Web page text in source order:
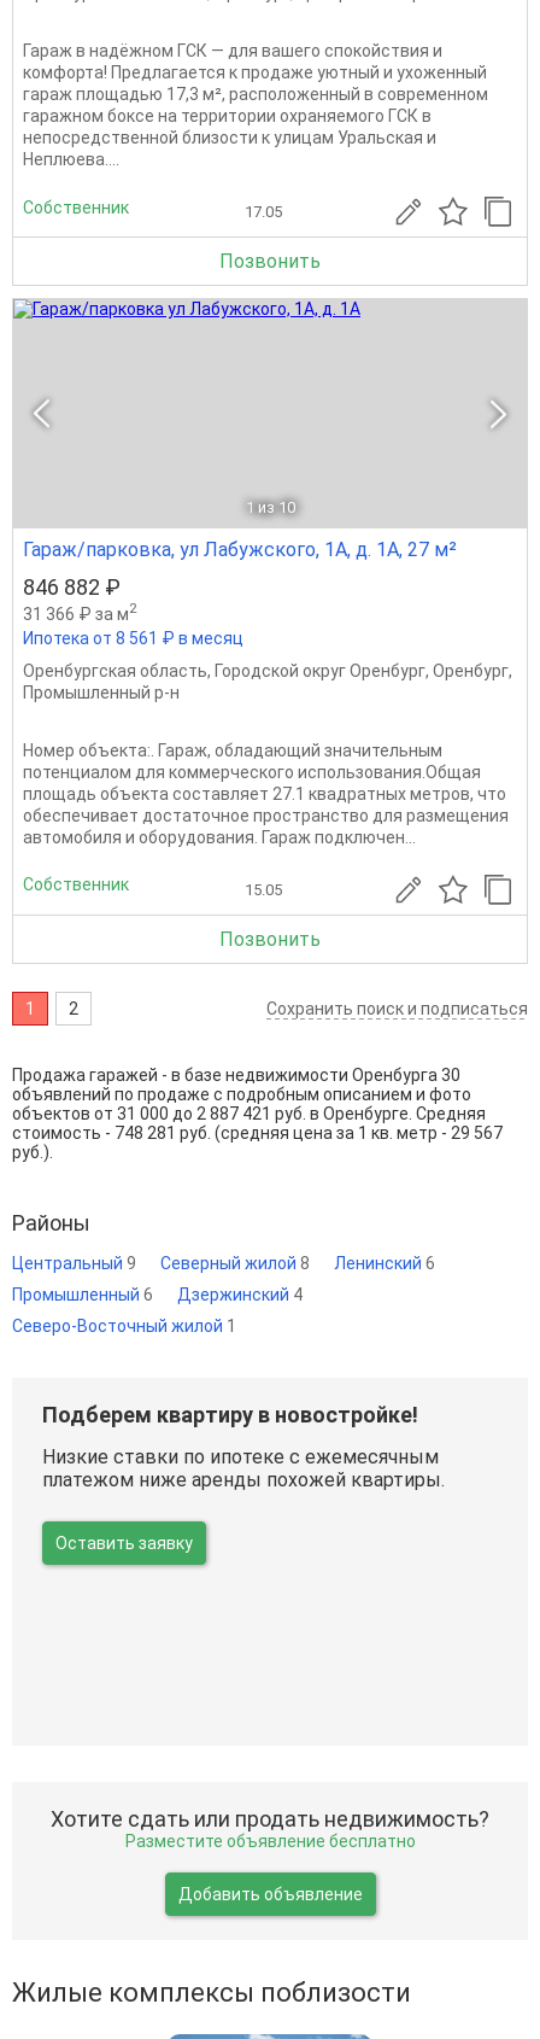
Гараж в надёжном ГСК — для вашего спокойствия и
комфорта! Предлагается к продаже уютный и ухоженный
гараж площадью 17,3 м², расположенный в современном
гаражном боксе на территории охраняемого ГСК в
непосредственной близости к улицам Уральская и
Неплюева....
Собственник 17.05
Позвонить
1 из 10
Гараж/парковка, ул Лабужского, 1А, д. 1А, 27 м²
846 882 ₽
31 366 ₽ за м2
Ипотека от 8 561 ₽ в месяц
Оренбургская область, Городской округ Оренбург, Оренбург,
Промышленный р-н
Номер объекта:. Гараж, обладающий значительным
потенциалом для коммерческого использования.Общая
площадь объекта составляет 27.1 квадратных метров, что
обеспечивает достаточное пространство для размещения
автомобиля и оборудования. Гараж подключен...
Собственник 15.05
Позвонить
1 2 Сохранить поиск и подписаться
Продажа гаражей - в базе недвижимости Оренбурга 30
объявлений по продаже с подробным описанием и фото
объектов от 31 000 до 2 887 421 руб. в Оренбурге. Средняя
стоимость - 748 281 руб. (средняя цена за 1 кв. метр - 29 567
руб.).
Районы
Центральный 9 Северный жилой 8 Ленинский 6
Промышленный 6 Дзержинский 4
Северо-Восточный жилой 1
Подберем квартиру в новостройке!
Низкие ставки по ипотеке с ежемесячным
платежом ниже аренды похожей квартиры.
Оставить заявку
Хотите сдать или продать недвижимость?
Разместите объявление бесплатно
Добавить объявление
Жилые комплексы поблизости